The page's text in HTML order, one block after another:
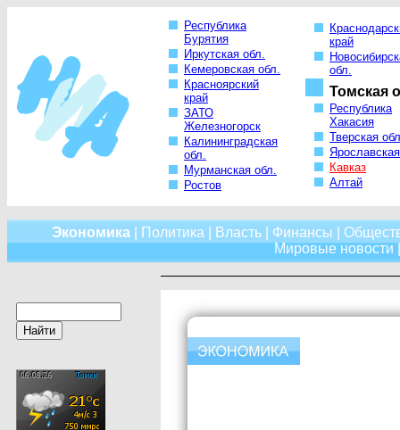
Республика
Бурятия
Иркутская обл.
Кемеровская обл.
Красноярский
край
ЗАТО
Железногорск
Калининградская
обл.
Мурманская обл.
Ростов
край
обл.
Томская
Республика
Хакасия
Тверская
Кавказ
Алтай
Экономика| Политика Власть| Финансы
Мировые новости